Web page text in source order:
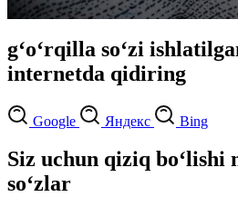
g‘o‘rqilla so‘zi
internetda qidiring
Google Яндекс Bing
Siz uchun qiziq bo‘lishi
so‘zlar